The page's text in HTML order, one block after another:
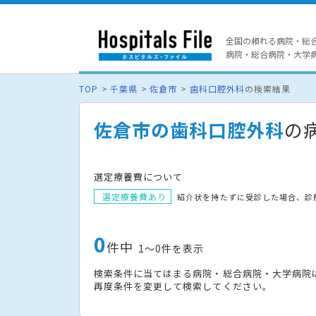
全国の頼れる病院・総
病院・総合病院・大学
TOP 千葉県 佐倉市 歯科口腔外科の検索結果
佐倉市の歯科口腔外科の
選定療養費について
選定療養費あり 紹介状を持たずに受診した場合、
0件中 1〜0件を表示
検索条件に当てはまる病院・総合病院・大学病
再度条件を変更して検索してください。